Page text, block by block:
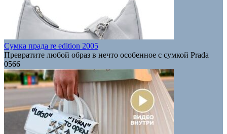
Сумка прада re edition 2005
Превратите любой образ в нечто особенное с сумкой Prada
0566